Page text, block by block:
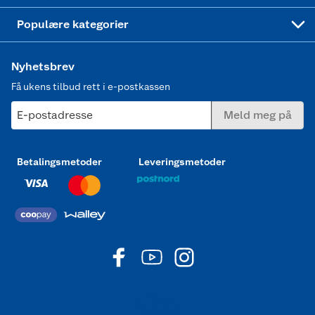
Populære kategorier
Nyhetsbrev
Få ukens tilbud rett i e-postkassen
E-postadresse Meld meg på
Betalingsmetoder Leveringsmetoder